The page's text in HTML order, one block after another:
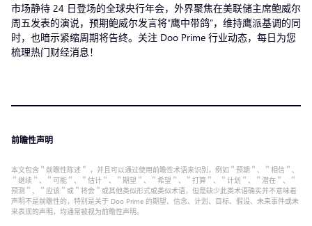
市场静待 24 日登场的全球央行年会，外界聚焦在美联储主席鲍威尔
周五发表的演说，预期鲍威尔发言将“鹰中带鸽”，维持鹰派基调的同
时，也暗示紧缩周期将告终。关注 Doo Prime 行业动态，每日为您
梳理热门财经消息！
前瞻性声明
本文包含＂前瞻性陈述＂ ，并且可以通过使用前瞻性术语来识别，例如＂预期＂、＂相信＂、
＂继续＂、＂可能＂、＂估计＂、＂期望＂、＂希望＂、＂打算＂、＂计划＂、＂潜在＂、＂
预测＂、＂应该＂或＂将会＂或其他类似形式或类似术语，但是缺少此类术语确实并不意味着
声明不是前瞻性的，特别是关于 Doo Prime 的期望、信念、计划、目标、假设、未来事件或未
来表现的声明，均通常被视为前瞻性声明。